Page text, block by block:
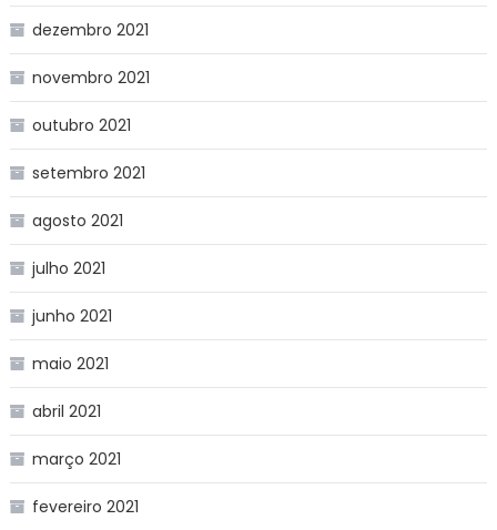
dezembro 2021
novembro 2021
outubro 2021
setembro 2021
agosto 2021
julho 2021
junho 2021
maio 2021
abril 2021
março 2021
fevereiro 2021